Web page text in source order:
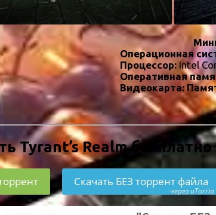
Операционная
Процессор:Intel
Оперативная
Видеокарта:
Tyrant’s Realm бесплатно
Скачать БЕЗ торрент файла
через uTorria